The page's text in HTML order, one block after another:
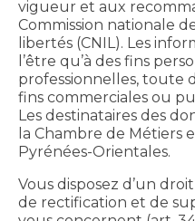
vigueur et aux
Commission nationale
libertés (CNIL). Les
l’être qu’à des fins
professionnelles, toute
fins commerciales ou
Les destinataires des
la Chambre de Métiers
Pyrénées-Orientales.
Vous disposez d’un
de rectification et de